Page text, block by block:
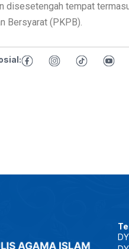
disesetengah tempat
Bersyarat (PKPB).